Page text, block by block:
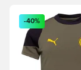
Opent een
-40%